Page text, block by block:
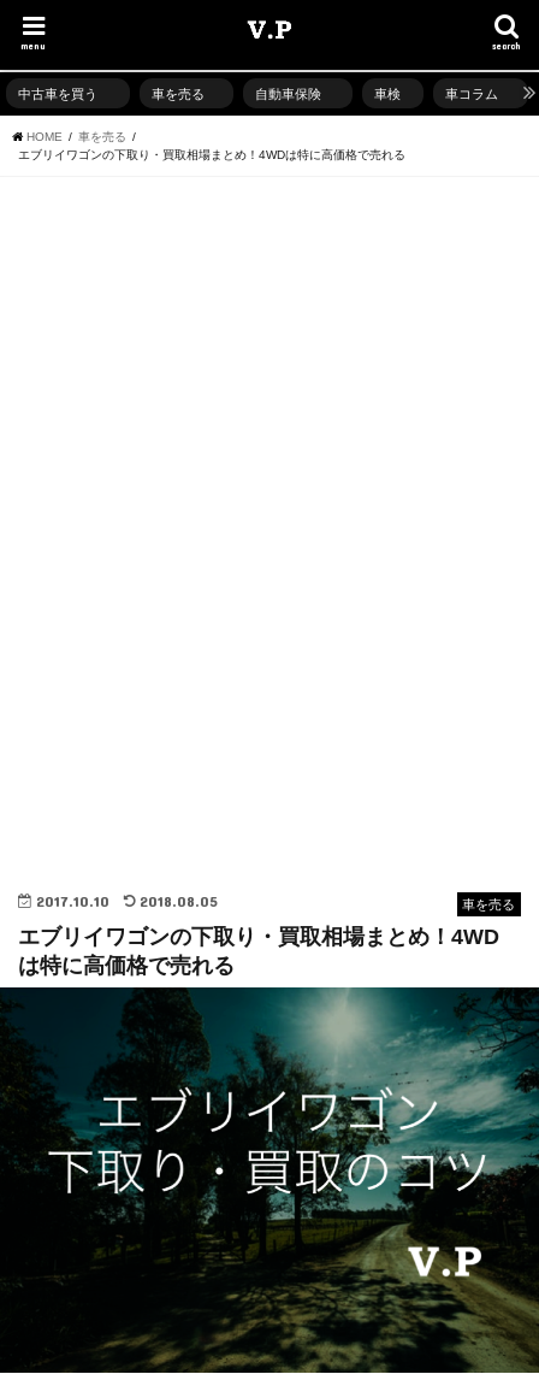
search
menu
中古車を買う 車を売る 自動車保険 車検 車コラム
HOME
車を売る
エブリイワゴンの下取り・買取相場まとめ！4WDは特に高価格で売れる
車を売る
2017.10.10 2018.08.05
エブリイワゴンの下取り・買取相場まとめ！4WD
は特に高価格で売れる